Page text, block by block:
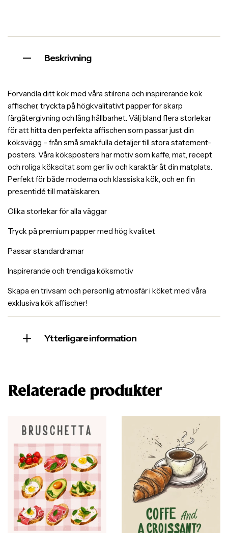
Beskrivning
Förvandla ditt kök med våra stilrena och inspirerande kök
affischer, tryckta på högkvalitativt papper för skarp
färgåtergivning och lång hållbarhet. Välj bland flera storlekar
för att hitta den perfekta affischen som passar just din
köksvägg – från små smakfulla detaljer till stora statement-
posters. Våra köksposters har motiv som kaffe, mat, recept
och roliga kökscitat som ger liv och karaktär åt din matplats.
Perfekt för både moderna och klassiska kök, och en fin
presentidé till matälskaren.
Olika storlekar för alla väggar
Tryck på premium papper med hög kvalitet
Passar standardramar
Inspirerande och trendiga köksmotiv
Skapa en trivsam och personlig atmosfär i köket med våra
exklusiva kök affischer!
Ytterligare information
Relaterade produkter